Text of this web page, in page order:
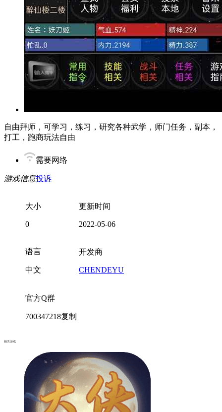
自由拜师，可学习，练习，研究各种武学，师门任务，副本，
打工，跑商玩法自由
需要网络
游戏信息投诉
大小
0
更新时间
2022-05-06
语言
中文
开发商
CHENDEYU
官方Q群
700347218复制
相关游戏